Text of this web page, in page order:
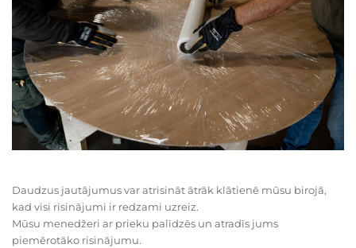
Daudzus jautājumus var atrisināt ātrāk klātienē mūsu birojā,
kad visi risinājumi ir redzami uzreiz.
Mūsu menedžeri ar prieku palīdzēs un atradīs jums
piemērotāko risinājumu.